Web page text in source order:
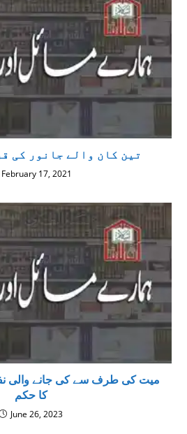
تین کان والے جانور کی
February 17, 2021
میت کی طرف سے کی جانے والی
کا حکم
June 26, 2023